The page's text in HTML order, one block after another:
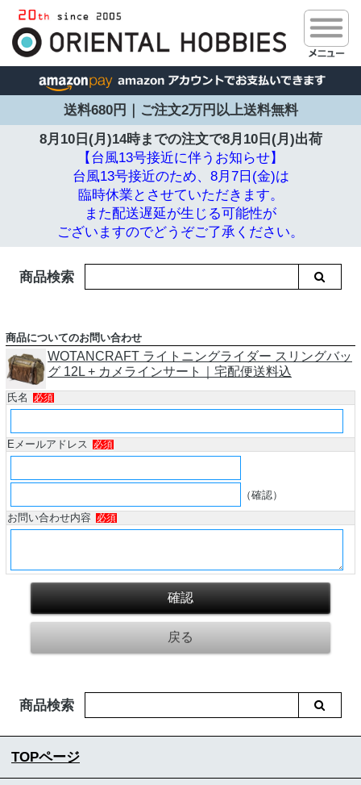
送料680円｜ご注文2万円以上送料無料
8月10日(月)14時までの注文で8月10日(月)出荷
【台風13号接近に伴うお知らせ】
台風13号接近のため、8月7日(金)は
臨時休業とさせていただきます。
また配送遅延が生じる可能性が
ございますのでどうぞご了承ください。
商品検索
商品についてのお問い合わせ
WOTANCRAFT ライトニングライダー スリングバッ
グ 12L + カメラインサート｜宅配便送料込
氏名 必須
Eメールアドレス 必須
（確認）
お問い合わせ内容
必須
商品検索
TOPページ